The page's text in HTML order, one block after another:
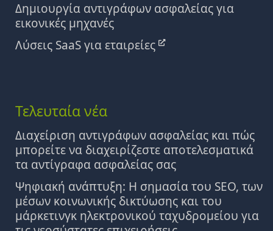
Δημιουργία αντιγράφων ασφαλείας για
εικονικές μηχανές
Λύσεις SaaS για εταιρείες
Τελευταία νέα
Διαχείριση αντιγράφων ασφαλείας και πώς
μπορείτε να διαχειρίζεστε αποτελεσματικά
τα αντίγραφα ασφαλείας σας
Ψηφιακή ανάπτυξη: Η σημασία του SEO, των
μέσων κοινωνικής δικτύωσης και του
μάρκετινγκ ηλεκτρονικού ταχυδρομείου για